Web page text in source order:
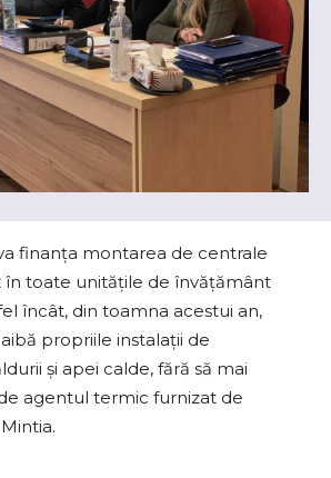
finanţa montarea de centrale
toate unităţile de învăţământ
încât, din toamna acestui an,
propriile instalaţii de
şi apei calde, fără să mai
agentul termic furnizat de